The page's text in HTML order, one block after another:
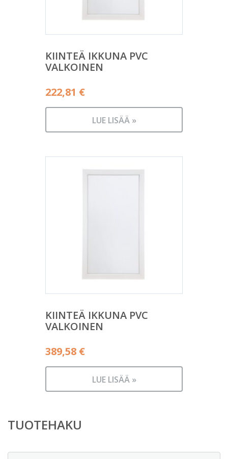
KIINTEÄ IKKUNA PVC
VALKOINEN
222,81 €
LUE LISÄÄ »
KIINTEÄ IKKUNA PVC
VALKOINEN
389,58 €
LUE LISÄÄ »
TUOTEHAKU